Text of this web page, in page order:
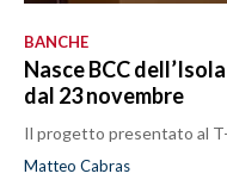
BANCHE
Nasce BCC
dal 23 novembre
Il progetto presentato al
Matteo Cabras